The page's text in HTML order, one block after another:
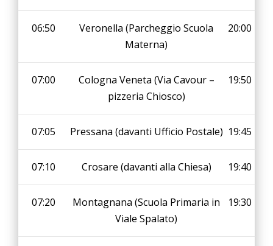
06:50
Veronella (Parcheggio Scuola
Materna)
20:00
07:00
Cologna Veneta (Via Cavour –
pizzeria Chiosco)
19:50
07:05 Pressana (davanti Ufficio Postale) 19:45
07:10 Crosare (davanti alla Chiesa) 19:40
07:20
Montagnana (Scuola Primaria in
Viale Spalato)
19:30